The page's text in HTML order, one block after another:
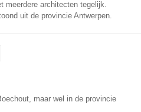
meerdere architecten tegelijk.
uit de provincie Antwerpen.
maar wel in de provincie